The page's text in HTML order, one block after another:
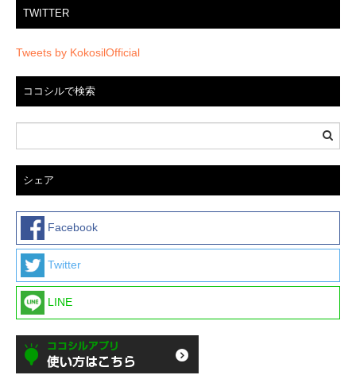
TWITTER
Tweets by KokosilOfficial
ココシルで検索
シェア
Facebook
Twitter
LINE